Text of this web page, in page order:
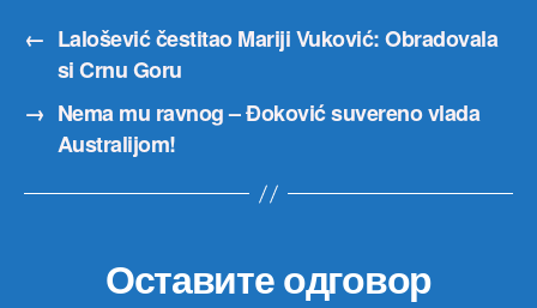
← Lalošević čestitao Mariji Vuković: Obradovala
si Crnu Goru
→ Nema mu ravnog – Đoković suvereno vlada
Australijom!
Оставите одговор